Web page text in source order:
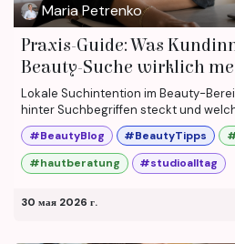
Maria Petrenko
Praxis-Guide: Was
Beauty-Suche wirklich
Lokale Suchintention im Beauty-
hinter Suchbegriffen steckt und
#BeautyBlog #BeautyTipps
#hautberatung
#studioalltag
30 мая 2026 г.